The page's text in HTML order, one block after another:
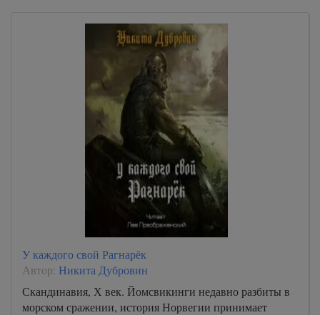
У каждого свой Рагнарёк
Автор: Никита Дубровин
Скандинавия, Х век. Йомсвикинги недавно разбиты в
морском сражении, история Норвегии принимает